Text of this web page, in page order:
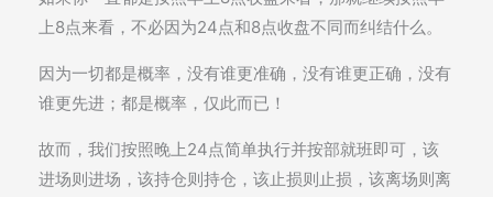
上8点来看，不必因为24点和8点收盘不同而纠结什么。
因为一切都是概率，没有谁更准确，没有谁更正确，没有
谁更先进；都是概率，仅此而已！
故而，我们按照晚上24点简单执行并按部就班即可，该
进场则进场，该持仓则持仓，该止损则止损，该离场则离